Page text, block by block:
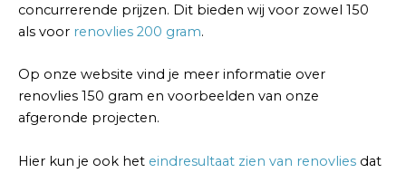
concurrerende prijzen. Dit bieden wij voor zowel 150
als voor renovlies 200 gram.
Op onze website vind je meer informatie over
renovlies 150 gram en voorbeelden van onze
afgeronde projecten.
Hier kun je ook het eindresultaat zien van renovlies dat